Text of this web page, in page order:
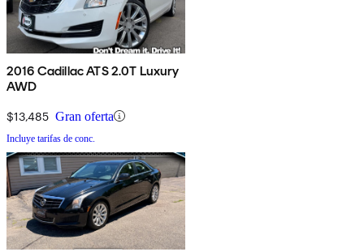
2016 Cadillac ATS 2.0T Luxury
AWD
$13,485 Gran oferta
Incluye tarifas de conc.